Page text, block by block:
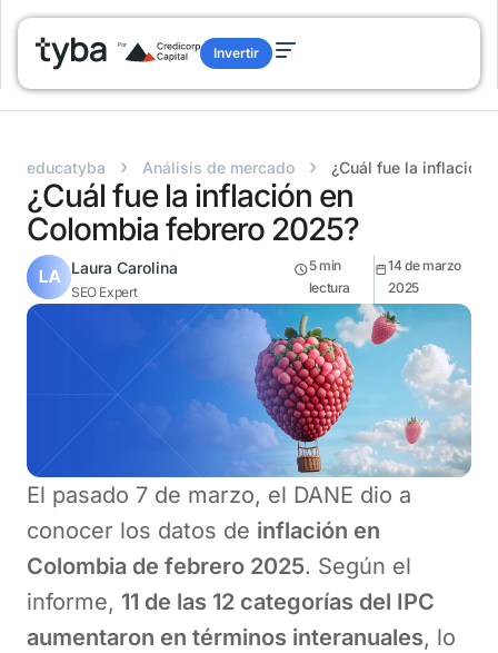
Invertir
educatyba › Análisis de mercado › ¿Cuál fue la inflación
¿Cuál fue la inflación en
Colombia febrero 2025?
Laura Carolina
SEO Expert
5 min
lectura
14 de marzo
2025
El pasado 7 de marzo, el DANE dio a
conocer los datos de inflación en
Colombia de febrero 2025. Según el
informe, 11 de las 12 categorías del IPC
aumentaron en términos interanuales, lo